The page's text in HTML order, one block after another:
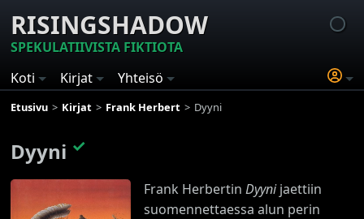
RISINGSHADOW
SPEKULATIIVISTA FIKTIOTA
Koti
Kirjat Yhteisö
Etusivu Kirjat Frank Herbert Dyyni
Dyyni ✓
Frank Herbertin Dyynijaettiin
suomennettaessa alun perin